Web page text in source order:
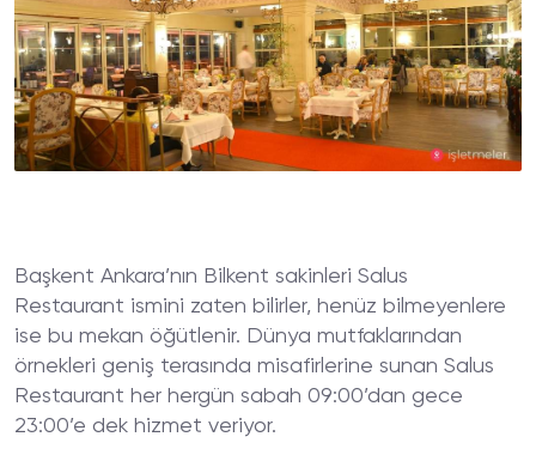
Başkent Ankara’nın Bilkent sakinleri Salus
Restaurant ismini zaten bilirler, henüz bilmeyenlere
ise bu mekan öğütlenir. Dünya mutfaklarından
örnekleri geniş terasında misafirlerine sunan Salus
Restaurant her hergün sabah 09:00’dan gece
23:00’e dek hizmet veriyor.